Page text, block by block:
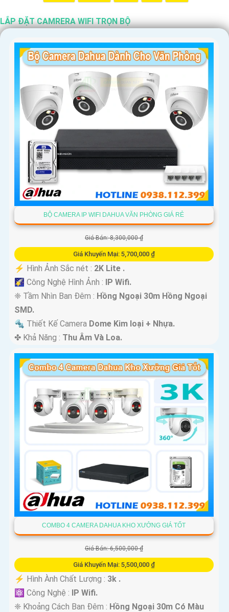
LẮP ĐẶT CAMRERA WIFI TRỌN BỘ
BỘ CAMERA IP WIFI DAHUA VĂN PHÒNG GIÁ RẺ
Giá Bán: 8,300,000 ₫
Giá Khuyến Mại: 5,700,000 ₫
️⚡ Hình Ảnh Sắc nét : 2K Lite .
🌠 Công Nghệ Hình Ảnh : IP Wifi.
❈ Tầm Nhìn Ban Đêm : Hồng Ngoại 30m Hồng Ngoại
SMD.
🔩 Thiết Kế Camera Dome Kim loại + Nhựa.
️✤ Khả Năng : Thu Âm Và Loa.
COMBO 4 CAMERA DAHUA KHO XƯỞNG GIÁ TỐT
Giá Bán: 6,500,000 ₫
Giá Khuyến Mại: 5,500,000 ₫
️⚡ Hình Ành Chất Lượng : 3k .
⚛️ Công Nghệ : IP Wifi.
❈ Khoảng Cách Ban Đêm : Hồng Ngoại 30m Có Màu